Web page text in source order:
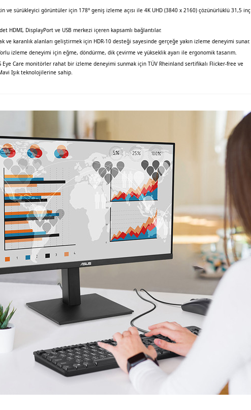
ve sürükleyici görüntüler için 178° geniş izleme açısı ile 4K UHD (3840 x 2160) çözünürlüklü 31,5 inç
HDMI, DisplayPort ve USB merkezi içeren kapsamlı bağlantılar.
ve karanlık alanları geliştirmek için HDR-10 desteği sayesinde gerçeğe yakın izleme deneyimi sunar.
izleme deneyimi için eğme, döndürme, dik çevirme ve yükseklik ayarı ile ergonomik tasarım.
Eye Care monitörler rahat bir izleme deneyimi sunmak için TÜV Rheinland sertifikalı Flicker-free ve
Işık teknolojilerine sahip.